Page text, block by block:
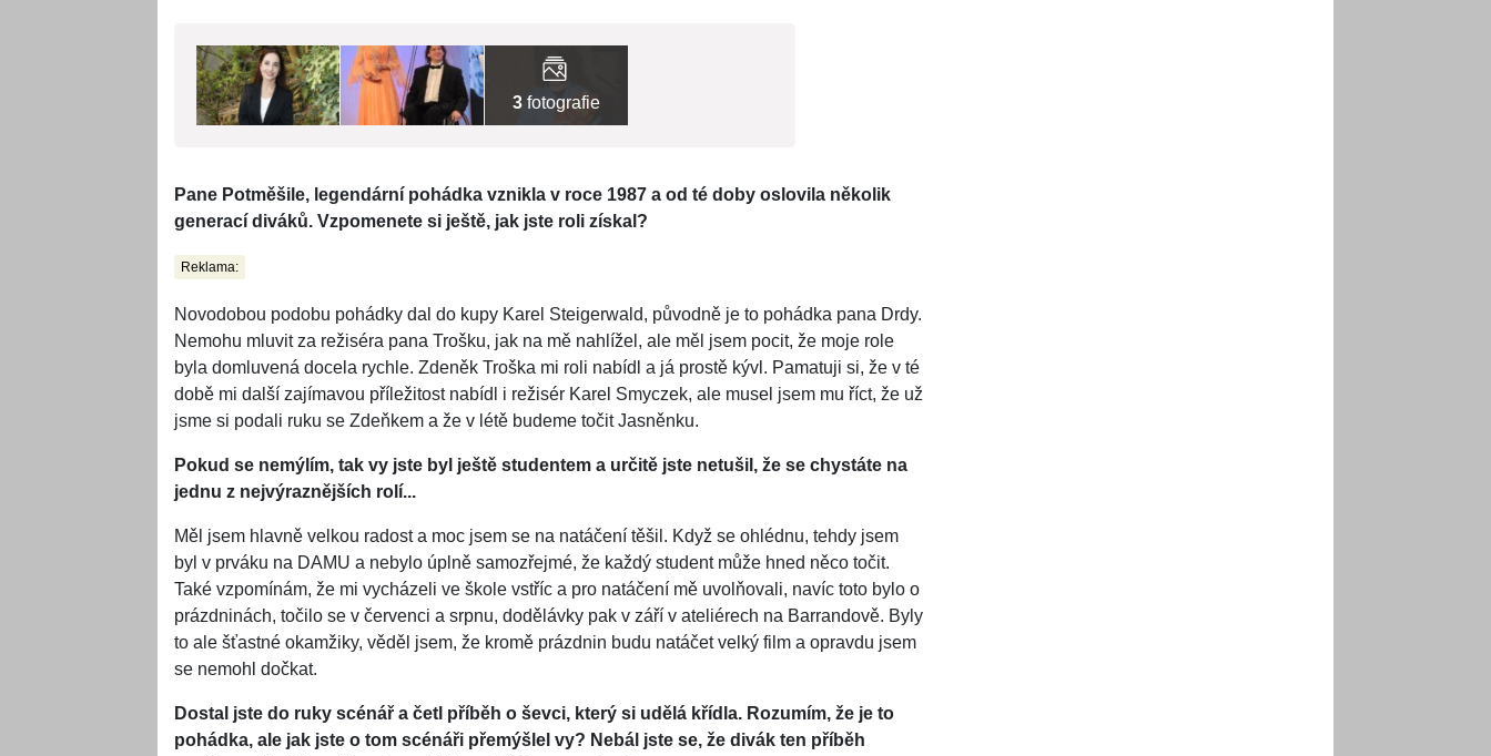
3 fotografie
Pane Potměšile, legendární pohádka vznikla v roce 1987 a od té doby oslovila několik
generací diváků. Vzpomenete si ještě, jak jste roli získal?
Reklama:
Novodobou podobu pohádky dal do kupy Karel Steigerwald, původně je to pohádka pana Drdy.
Nemohu mluvit za režiséra pana Trošku, jak na mě nahlížel, ale měl jsem pocit, že moje role
byla domluvená docela rychle. Zdeněk Troška mi roli nabídl a já prostě kývl. Pamatuji si, že v té
době mi další zajímavou příležitost nabídl i režisér Karel Smyczek, ale musel jsem mu říct, že už
jsme si podali ruku se Zdeňkem a že v létě budeme točit Jasněnku.
Pokud se nemýlím, tak vy jste byl ještě studentem a určitě jste netušil, že se chystáte na
jednu z nejvýraznějších rolí...
Měl jsem hlavně velkou radost a moc jsem se na natáčení těšil. Když se ohlédnu, tehdy jsem
byl v prváku na DAMU a nebylo úplně samozřejmé, že každý student může hned něco točit.
Také vzpomínám, že mi vycházeli ve škole vstříc a pro natáčení mě uvolňovali, navíc toto bylo o
prázdninách, točilo se v červenci a srpnu, dodělávky pak v září v ateliérech na Barrandově. Byly
to ale šťastné okamžiky, věděl jsem, že kromě prázdnin budu natáčet velký film a opravdu jsem
se nemohl dočkat.
Dostal jste do ruky scénář a četl příběh o ševci, který si udělá křídla. Rozumím, že je to
pohádka, ale jak jste o tom scénáři přemýšlel vy? Nebál jste se, že divák ten příběh